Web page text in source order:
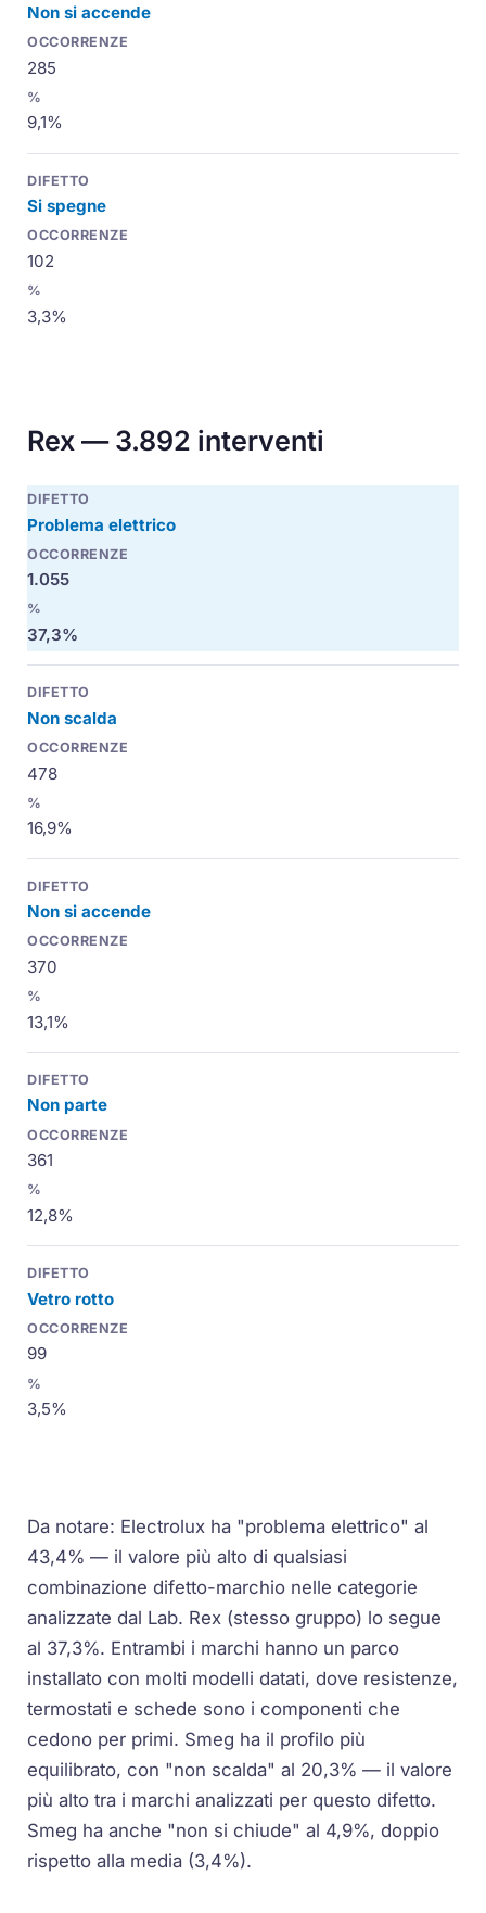
Non si accende
285
9,1%
Si spegne
102
3,3%
Rex — 3.892 interventi
Problema elettrico
1.055
37,3%
Non scalda
478
16,9%
Non si accende
370
13,1%
Non parte
361
12,8%
Vetro rotto
99
3,5%
Da notare: Electrolux ha "problema elettrico" al
43,4% — il valore più alto di qualsiasi
combinazione difetto-marchio nelle categorie
analizzate dal Lab. Rex (stesso gruppo) lo segue
al 37,3%. Entrambi i marchi hanno un parco
installato con molti modelli datati, dove resistenze,
termostati e schede sono i componenti che
cedono per primi. Smeg ha il profilo più
equilibrato, con "non scalda" al 20,3% — il valore
più alto tra i marchi analizzati per questo difetto.
Smeg ha anche "non si chiude" al 4,9%, doppio
rispetto alla media (3,4%).